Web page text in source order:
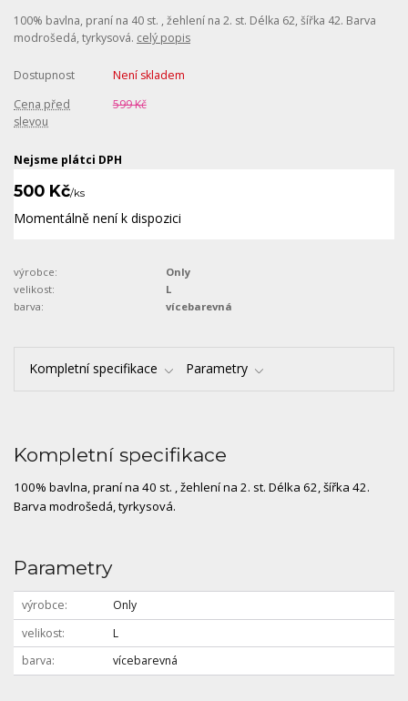
100% bavlna, praní na 40 st. , žehlení na 2. st. Délka 62, šířka 42. Barva
modrošedá, tyrkysová. celý popis
Dostupnost
Není skladem
Cena před
slevou
599 Kč
Nejsme plátci DPH
500 Kč/ks
Momentálně není k dispozici
výrobce:
Only
velikost:
L
barva:
vícebarevná
Kompletní specifikace Parametry
Kompletní specifikace
100% bavlna, praní na 40 st. , žehlení na 2. st. Délka 62, šířka 42.
Barva modrošedá, tyrkysová.
Parametry
výrobce
Only
velikost
L
barva
vícebarevná